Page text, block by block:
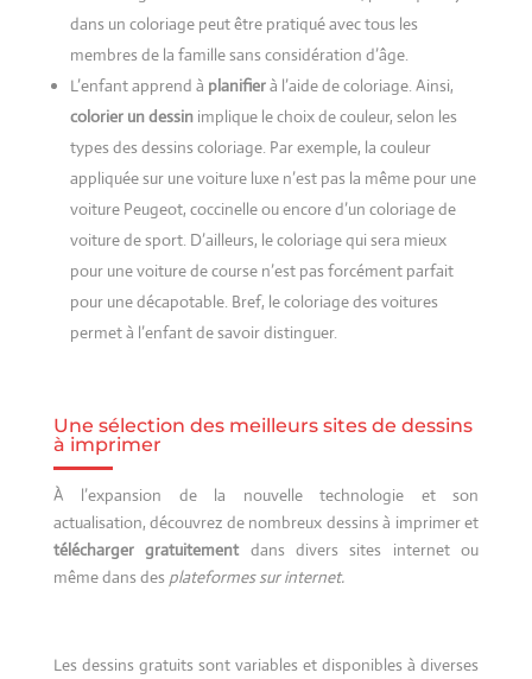
dans un coloriage peut être pratiqué avec tous les
membres de la famille sans considération d’âge.
L’enfant apprend à planifierà l’aide de coloriage. Ainsi,
colorier un dessinimplique le choix de couleur, selon les
types des dessins coloriage. Par exemple, la couleur
appliquée sur une voiture luxe n’est pas la même pour une
voiture Peugeot, coccinelle ou encore d’un coloriage de
voiture de sport. D’ailleurs, le coloriage qui sera mieux
pour une voiture de course n’est pas forcément parfait
pour une décapotable. Bref, le coloriage des voitures
permet à l’enfant de savoir distinguer.
Une sélection des meilleurs sites de dessins
à imprimer
À l’expansion de la nouvelle technologie et son
actualisation, découvrez de nombreux dessins à imprimer et
télécharger gratuitementdans divers sites internet ou
même dans des plateformes sur internet.
Les dessins gratuits sont variables et disponibles à diverses